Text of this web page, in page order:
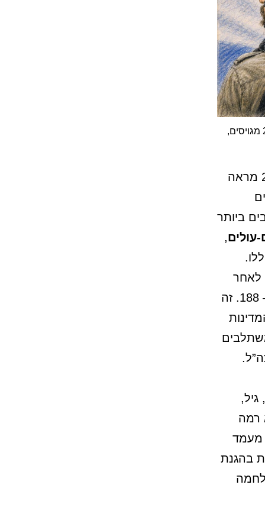
אוקראינה — בחמשת המדינות במוצא החיילים-העולים לצה”ל בשנת 2025: 294 מגויסים,
הדוח הרשמי של משרד העלייה והקליטה של ישראל לשנת 2025 מראה
ביותר
,
מארה”ב — 654 אנשים. לאחר
מכן רוסיה — 549, אתיופיה — 534, אוקראינה — 294 וצרפת — 188. זה
גיל,
רמה
מעמד
בהגנת